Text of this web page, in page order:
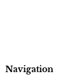
Navigation